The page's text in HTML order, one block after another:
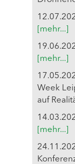
[mehr...]
[mehr...]
Week
auf
[mehr...]